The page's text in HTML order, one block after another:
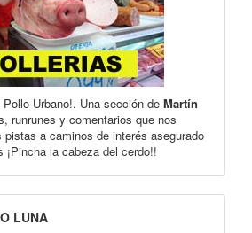
Urbano!. Una sección de Martín
runrunes y comentarios que nos
pistas a caminos de interés asegurado
¡Pincha la cabeza del cerdo!!
LUNA